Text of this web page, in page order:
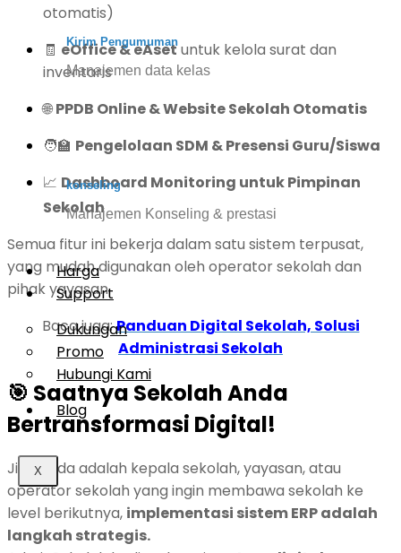
Kirim Pengumuman
Manajemen data kelas
konseling
Manajemen Konseling & prestasi
Harga
Support
Dukungan
Promo
Hubungi Kami
Blog
X
otomatis)
🧾 eOffice & eAsetuntuk kelola surat dan
inventaris
🌐PPDB Online & Website Sekolah Otomatis
🧑‍🏫 Pengelolaan SDM & Presensi Guru/Siswa
📈 Dashboard Monitoring untuk Pimpinan
Sekolah
Semua fitur ini bekerja dalam satu sistem terpusat,
yang mudah digunakan oleh operator sekolah dan
pihak yayasan.
Baca juga:Panduan Digital Sekolah, Solusi
Administrasi Sekolah
🎯 Saatnya Sekolah Anda
Bertransformasi Digital!
Jika Anda adalah kepala sekolah, yayasan, atau
operator sekolah yang ingin membawa sekolah ke
level berikutnya, implementasi sistem ERP adalah
langkah strategis.